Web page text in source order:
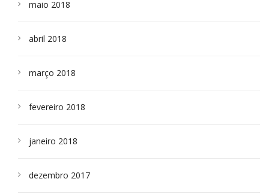
maio 2018
abril 2018
março 2018
fevereiro 2018
janeiro 2018
dezembro 2017